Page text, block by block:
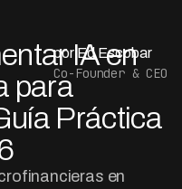
IA en
para
Práctica
en
por Ed Escobar
Co-Founder & CEO